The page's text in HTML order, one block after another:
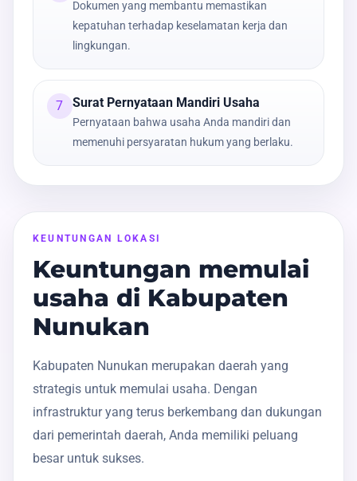
Dokumen yang membantu memastikan
kepatuhan terhadap keselamatan kerja dan
lingkungan.
7 Surat Pernyataan Mandiri Usaha
Pernyataan bahwa usaha Anda mandiri dan
memenuhi persyaratan hukum yang berlaku.
KEUNTUNGAN LOKASI
Keuntungan memulai
usaha di Kabupaten
Nunukan
Kabupaten Nunukan merupakan daerah yang
strategis untuk memulai usaha. Dengan
infrastruktur yang terus berkembang dan dukungan
dari pemerintah daerah, Anda memiliki peluang
besar untuk sukses.